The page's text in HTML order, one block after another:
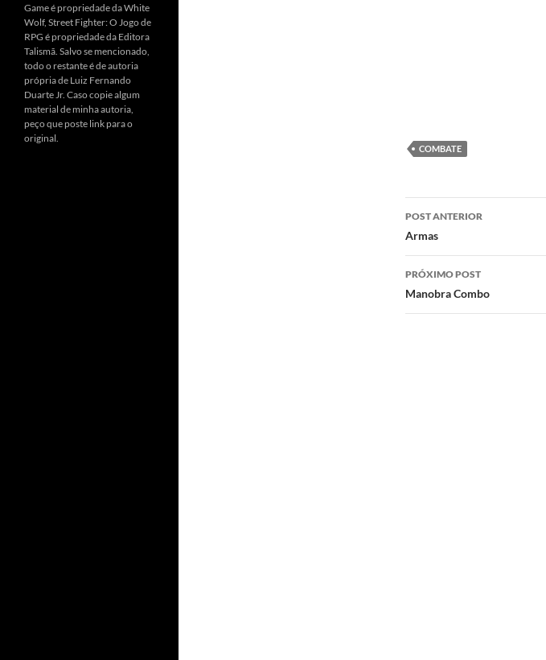
COMBATE
Navegação
de
posts
POST ANTERIOR
Armas
PRÓXIMO POST
Manobra Combo
Game é propriedade da White
Wolf, Street Fighter: O Jogo de
RPG é propriedade da Editora
Talismã. Salvo se mencionado,
todo o restante é de autoria
própria de Luiz Fernando
Duarte Jr. Caso copie algum
material de minha autoria,
peço que poste link para o
original.